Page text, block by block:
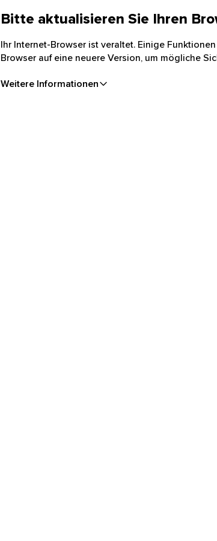
Bitte aktualisieren Sie Ihren
Ihr Internet-Browser ist veraltet. Einige
Browser auf eine neuere Version, um mögliche
Weitere Informationen